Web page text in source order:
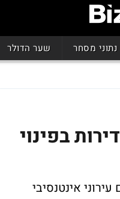
נתוני מסחר שער הדולר
מחדשים מרכז עיר: תראו איפה יקימו 1,900 דירות בפינוי